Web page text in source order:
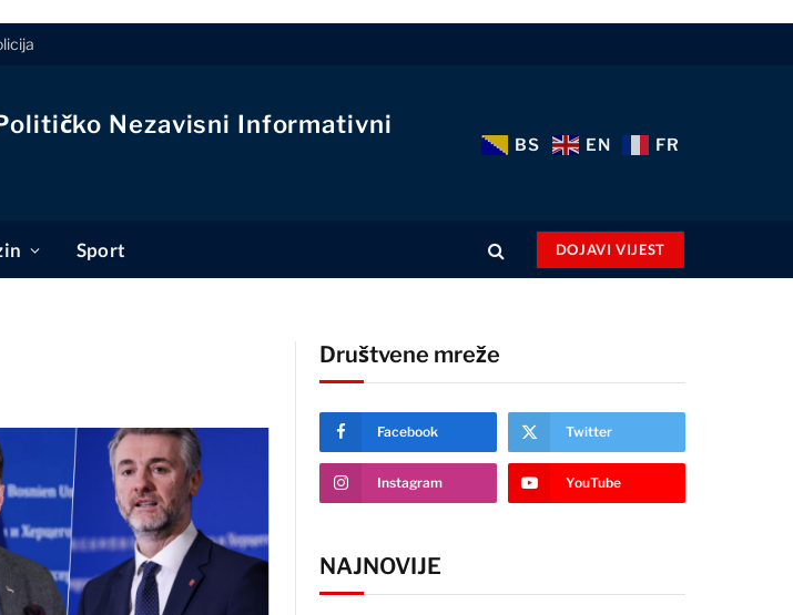
Nezavisni Informativni
BS EN FR
Sport DOJAVI VIJEST
Društvene mreže
Facebook Twitter
Instagram YouTube
NAJNOVIJE